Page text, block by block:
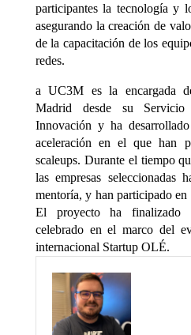
participantes la tecnología y
asegurando la creación de
de la capacitación de los
redes.
a UC3M es la encargada
Madrid desde su
Innovación y ha
aceleración en el que han
scaleups. Durante el tiempo
las empresas seleccionadas
mentoría, y han participado en
El proyecto ha finalizado
celebrado en el marco del
internacional Startup OLÉ.